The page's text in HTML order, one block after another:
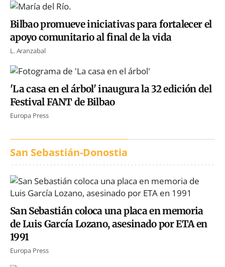
Bilbao promueve iniciativas para fortalecer el
apoyo comunitario al final de la vida
L. Aranzabal
'La casa en el árbol' inaugura la 32 edición del
Festival FANT de Bilbao
Europa Press
San Sebastián-Donostia
San Sebastián coloca una placa en memoria
de Luis García Lozano, asesinado por ETA en
1991
Europa Press